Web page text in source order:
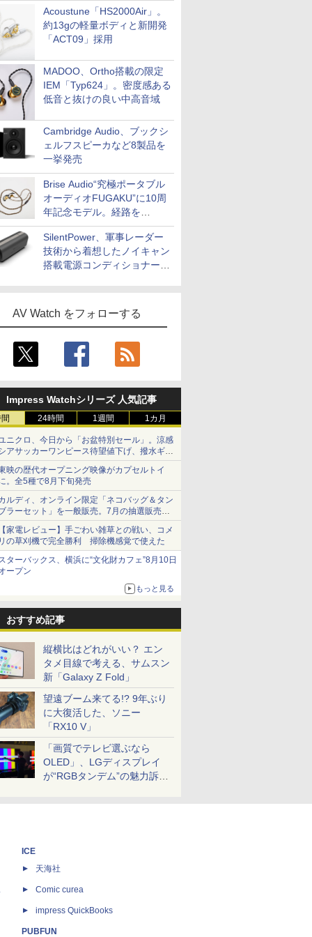
Acoustune「HS2000Air」。
約13gの軽量ボディと新開発
「ACT09」採用
MADOO、Ortho搭載の限定
IEM「Typ624」。密度感ある
低音と抜けの良い中高音域
Cambridge Audio、ブックシ
ェルフスピーカなど8製品を
一挙発売
Brise Audio“究極ポータブル
オーディオFUGAKU”に10周
年記念モデル。経路を
NISHIKIで統一。400万円
SilentPower、軍事レーダー
技術から着想したノイキャン
搭載電源コンディショナー
AV Watch をフォローする
Impress Watchシリーズ 人気記事
24時間 1週間 1カ月
ニクロ、今日から「お盆特別セール」。涼感
アサッカーワンピース待望値下げ、撥水ギア
ョーツは1990円に
映の歴代オープニング映像がカプセルトイ
。全5種で8月下旬発売
ルディ、オンライン限定「ネコバッグ＆タン
ラーセット」を一般販売。7月の抽選販売の
選無効分
家電レビュー】手ごわい雑草との戦い、コメ
の草刈機で完全勝利 掃除機感覚で使えた
ターバックス、横浜に“文化財カフェ”8月10日
ープン
もっと見る
おすすめ記事
縦横比はどれがいい？ エン
タメ目線で考える、サムスン
新「Galaxy Z Fold」
望遠ブーム来てる!? 9年ぶり
に大復活した、ソニー
「RX10 V」
「画質でテレビ選ぶなら
OLED」、LGディスプレイ
が“RGBタンデム”の魅力訴
ICE
天海社
Comic curea
impress QuickBooks
PUBFUN